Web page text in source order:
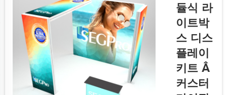
듈식 라
이트박
스 디스
플레이
키트 Â
커스터